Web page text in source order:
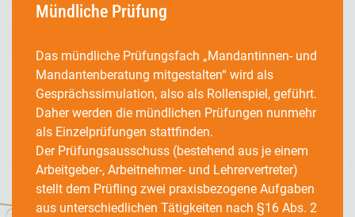
Mündliche Prüfung
Das mündliche Prüfungsfach „Mandantinnen- und
Mandantenberatung mitgestalten“ wird als
Gesprächssimulation, also als Rollenspiel, geführt.
Daher werden die mündlichen Prüfungen nunmehr
als Einzelprüfungen stattfinden.
Der Prüfungsausschuss (bestehend aus je einem
Arbeitgeber-, Arbeitnehmer- und Lehrervertreter)
stellt dem Prüfling zwei praxisbezogene Aufgaben
aus unterschiedlichen Tätigkeiten nach §16 Abs. 2